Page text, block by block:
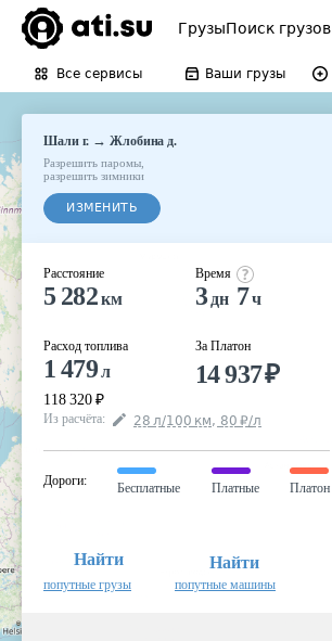
ГрузыПоиск грузов
Все сервисы Ваши грузы
Шали г. →Жлобина д.
Разрешить паромы
разрешить зимники
ИЗМЕНИТЬ
Расстояние
5 282км
Расход топлива
1 479л
118 320 ₽
Время
3 дн 7ч
За Платон
14 937₽
Из расчёта: 28 л/100 км, 80 ₽/л
Дороги:
Бесплатные Платные Платон
Найти
попутные грузы
Найти
попутные машины